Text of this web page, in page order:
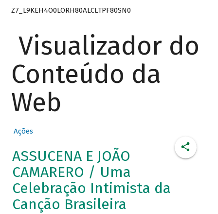
Z7_L9KEH4O0LORH80ALCLTPF80SN0
Visualizador do
Conteúdo da
Web
Ações
ASSUCENA E JOÃO
CAMARERO / Uma
Celebração Intimista da
Canção Brasileira